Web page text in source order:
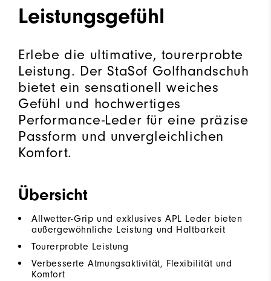
Leistungsgefühl
Erlebe die ultimative, tourerprobte
Leistung. Der StaSof Golfhandschuh
bietet ein sensationell weiches
Gefühl und hochwertiges
Performance-Leder für eine präzise
Passform und unvergleichlichen
Komfort.
Übersicht
Allwetter-Grip und exklusives APL Leder bieten
außergewöhnliche Leistung und Haltbarkeit
Tourerprobte Leistung
Verbesserte Atmungsaktivität, Flexibilität und
Komfort